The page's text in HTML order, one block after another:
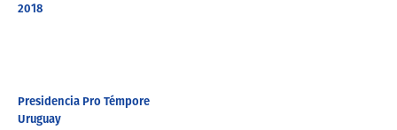
2018
Presidencia Pro Témpore
Uruguay